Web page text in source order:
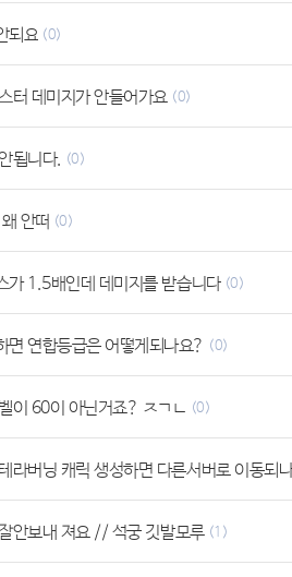
되요 (0)
터 데미지가 안들어가요 (0)
됩니다. (0)
안떠 (0)
가 1.5배인데 데미지를 받습니다 (0)
면 연합등급은 어떻게되나요? (0)
이 60이 아닌거죠? ㅈㄱㄴ (0)
라버닝 캐릭 생성하면 다른서버로 이동되
안보내 져요 // 석궁 깃발모루 (1)